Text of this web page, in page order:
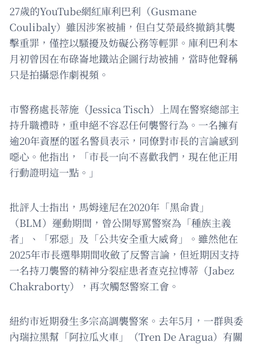
27歲的YouTube網紅庫利巴利（Gusmane
Coulibaly）雖因涉案被捕，但白艾榮最終撤銷其襲
擊重罪，僅控以騷擾及妨礙公務等輕罪。庫利巴利本
月初曾因在布碌崙地鐵站企圖行劫被捕，當時他聲稱
只是拍攝惡作劇視頻。
市警務處長蒂施（Jessica Tisch）上周在警察總部主
持升職禮時，重申絕不容忍任何襲警行為。一名擁有
逾20年資歷的匿名警員表示，同僚對市長的言論感到
噁心。他指出，「市長一向不喜歡我們，現在他正用
行動證明這一點。」
批評人士指出，馬姆達尼在2020年「黑命貴」
（BLM）運動期間，曾公開辱罵警察為「種族主義
者」、「邪惡」及「公共安全重大威脅」。雖然他在
2025年市長選舉期間收斂了反警言論，但近期因支持
一名持刀襲警的精神分裂症患者查克拉博蒂（Jabez
Chakraborty），再次觸怒警察工會。
紐約市近期發生多宗高調襲警案。去年5月，一群與委
內瑞拉黑幫「阿拉瓜火車」（Tren De Aragua）有關